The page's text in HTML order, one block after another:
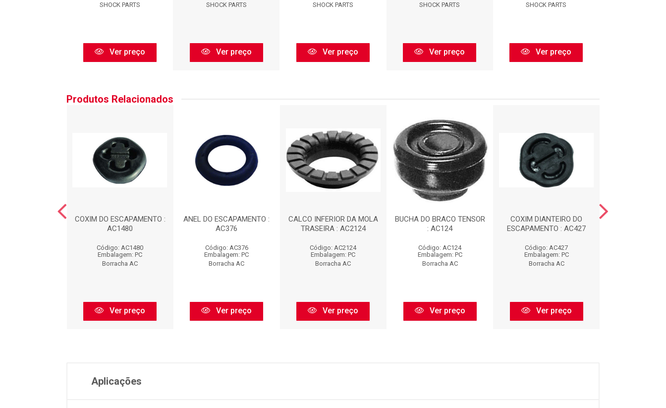
SHOCK PARTS
Ver preço
SHOCK PARTS
Ver preço
SHOCK PARTS
Ver preço
SHOCK PARTS
Ver preço
SHOCK PARTS
Ver preço
Produtos Relacionados
COXIM DO ESCAPAMENTO :
AC1480
Código: AC1480
Embalagem: PC
Borracha AC
Ver preço
ANEL DO ESCAPAMENTO :
AC376
Código: AC376
Embalagem: PC
Borracha AC
Ver preço
CALCO INFERIOR DA MOLA
TRASEIRA : AC2124
Código: AC2124
Embalagem: PC
Borracha AC
Ver preço
BUCHA DO BRACO TENSOR
: AC124
Código: AC124
Embalagem: PC
Borracha AC
Ver preço
COXIM DIANTEIRO DO
ESCAPAMENTO : AC427
Código: AC427
Embalagem: PC
Borracha AC
Ver preço
Aplicações